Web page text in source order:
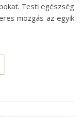
Testi egészség
mozgás az egyik